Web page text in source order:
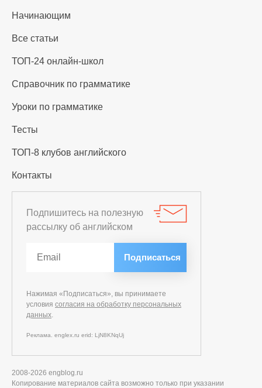
Начинающим
Все статьи
ТОП-24 онлайн-школ
Справочник по грамматике
Уроки по грамматике
Тесты
ТОП-8 клубов английского
Контакты
Подпишитесь на полезную
рассылку об английском
Нажимая «Подписаться», вы принимаете
условия согласия на обработку персональных
данных.
Реклама. englex.ru erid: LjN8KNqUj
2008-2026 engblog.ru
Копирование материалов сайта возможно только при указании